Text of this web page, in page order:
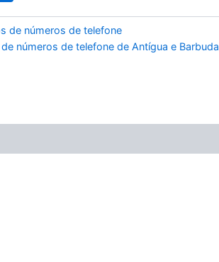
de números de telefone
números de telefone de Antígua e Barbuda